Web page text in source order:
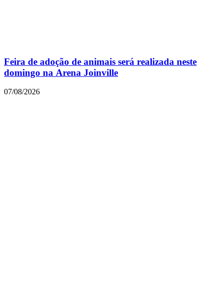
Feira de adoção de animais será realizada neste
domingo na Arena Joinville
07/08/2026